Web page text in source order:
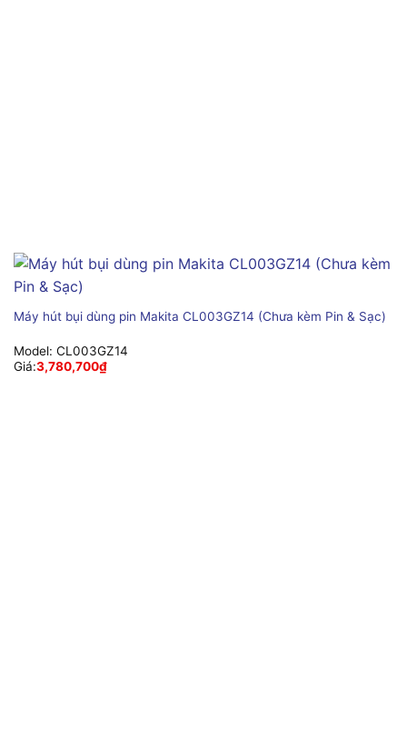
Máy hút bụi dùng pin Makita CL003GZ14 (Chưa kèm Pin & Sạc)
Model: CL003GZ14
Giá:3,780,700₫